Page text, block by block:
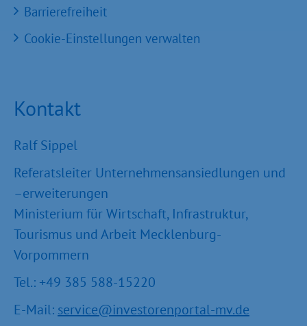
Barrierefreiheit
Cookie-Einstellungen verwalten
Kontakt
Ralf Sippel
Referatsleiter Unternehmensansiedlungen und
–erweiterungen
Ministerium für Wirtschaft, Infrastruktur,
Tourismus und Arbeit Mecklenburg-
Vorpommern
Tel.: +49 385 588-15220
E-Mail: service@investorenportal-mv.de